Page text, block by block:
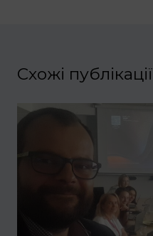
Схожі публікації